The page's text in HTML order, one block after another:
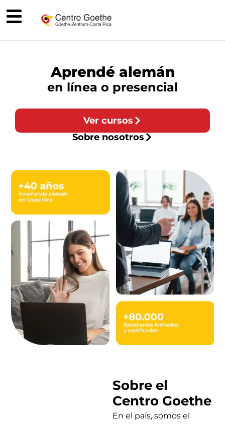
Aprendé alemán
en línea o presencial
Ver cursos
Sobre nosotros
Sobre el
Centro Goethe
En el país, somos el